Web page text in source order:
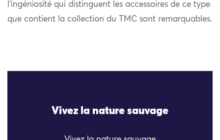
l’ingéniosité qui distinguent les accessoires de ce type
que contient la collection du TMC sont remarquables.
Vivez la nature sauvage